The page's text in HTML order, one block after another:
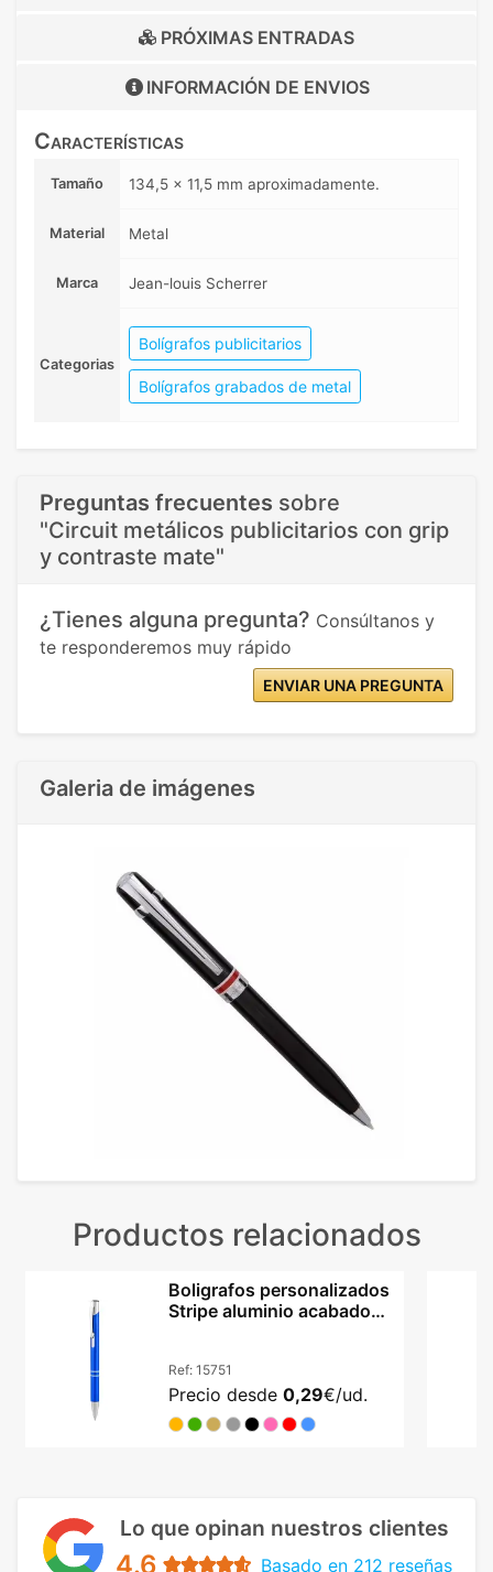
PRÓXIMAS ENTRADAS
INFORMACIÓN DE ENVIOS
Características
Tamaño 134,5 x 11,5 mm aproximadamente.
Material Metal
Marca Jean-louis Scherrer
Categorias
Bolígrafos publicitarios
Bolígrafos grabados de metal
Preguntas frecuentes sobre
"Circuit metálicos publicitarios con grip
y contraste mate"
¿Tienes alguna pregunta? Consúltanos y
te responderemos muy rápido
ENVIAR UNA PREGUNTA
Galeria de imágenes
Productos relacionados
Boligrafos personalizados
Stripe aluminio acabado
Ref: 15751
Precio desde 0,29€/ud.
Lo que opinan nuestros clientes
4.6 Basado en 212 reseñas